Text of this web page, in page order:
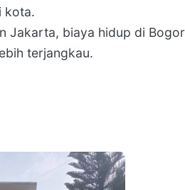
kota.
Jakarta, biaya hidup di Bogor
terjangkau.